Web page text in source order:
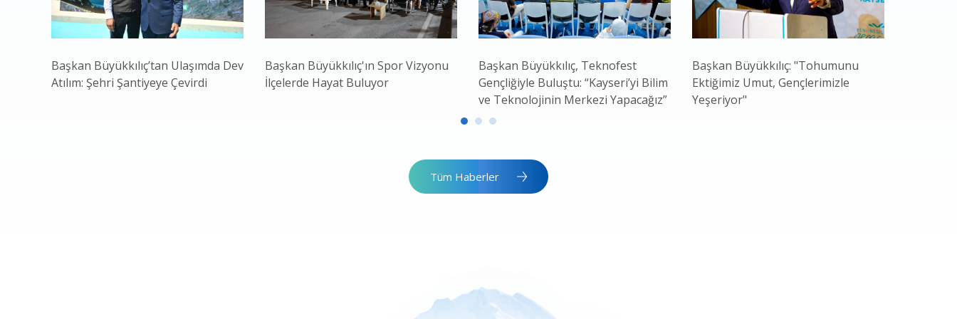
Başkan Büyükkılıç’tan Ulaşımda Dev
Atılım: Şehri Şantiyeye Çevirdi
Başkan Büyükkılıç'ın Spor Vizyonu
İlçelerde Hayat Buluyor
Başkan Büyükkılıç, Teknofest
Gençliğiyle Buluştu: “Kayseri’yi Bilim
ve Teknolojinin Merkezi Yapacağız”
Başkan Büyükkılıç: "Tohumunu
Ektiğimiz Umut, Gençlerimizle
Yeşeriyor"
Tüm Haberler